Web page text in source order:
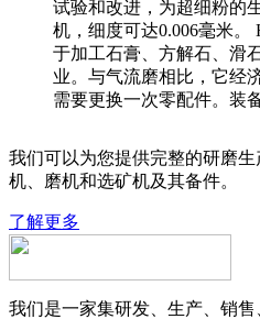
试验和改进，为超细粉的
机，细度可达0.006毫米。
于加工石膏、方解石、滑
业。与气流磨相比，它经
需要更换一次零配件。装
我们可以为您提供完整的研磨
机、磨机和选矿机及其备件。
了解更多
我们是一家集研发、生产、销